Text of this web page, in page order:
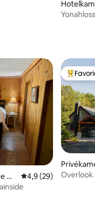
Co
Gemiddelde
4,9 (29)
Overlook